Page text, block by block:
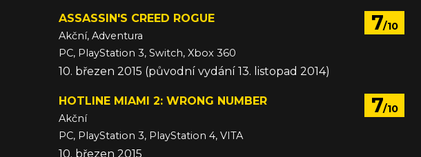
7/10
ASSASSIN'S CREED ROGUE
Akční, Adventura
PC, PlayStation 3, Switch, Xbox 360
10. březen 2015 (původní vydání 13. listopad 2014)
7/10
HOTLINE MIAMI 2: WRONG NUMBER
Akční
PC, PlayStation 3, PlayStation 4, VITA
10. březen 2015